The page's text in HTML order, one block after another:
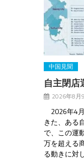
中国見聞
自主閉
2026年8月
2026年4
きた、ある
で、この運
万を超える
る動きに対